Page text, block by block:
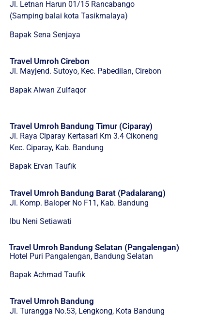
Jl. Letnan Harun 01/15 Rancabango
(Samping balai kota Tasikmalaya)
Bapak Sena Senjaya
Travel Umroh Cirebon
Jl. Mayjend. Sutoyo, Kec. Pabedilan, Cirebon
Bapak Alwan Zulfaqor
Travel Umroh Bandung Timur (Ciparay)
Jl. Raya Ciparay Kertasari Km 3.4 Cikoneng
Kec. Ciparay, Kab. Bandung
Bapak Ervan Taufik
Travel Umroh Bandung Barat (Padalarang)
Jl. Komp. Baloper No F11, Kab. Bandung
Ibu Neni Setiawati
Travel Umroh Bandung Selatan (Pangalengan)
Hotel Puri Pangalengan, Bandung Selatan
Bapak Achmad Taufik
Travel Umroh Bandung
Jl. Turangga No.53, Lengkong, Kota Bandung